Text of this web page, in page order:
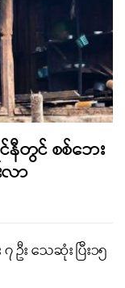
နီတွင် စစ်ဘေး
လာ
း သေဆုံး ပြီး၁၅